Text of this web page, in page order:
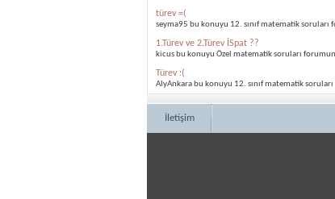
türev =(
seyma95 bu konuyu 12. sınıf matematik soruları
1.Türev ve 2.Türev İSpat ??
kicus bu konuyu Özel matematik soruları
Türev :(
AlyAnkara bu konuyu 12. sınıf matematik
İletişim